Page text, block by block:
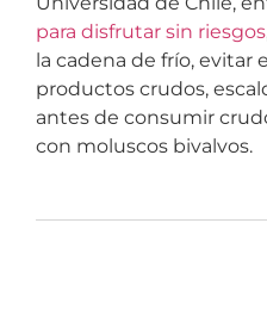
para disfrutar sin riesgos
la cadena de frío, evitar
productos crudos,
antes de consumir
con moluscos bivalvos.